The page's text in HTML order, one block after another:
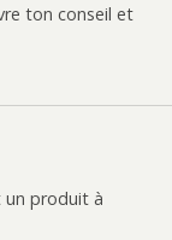
ton conseil et
un produit à